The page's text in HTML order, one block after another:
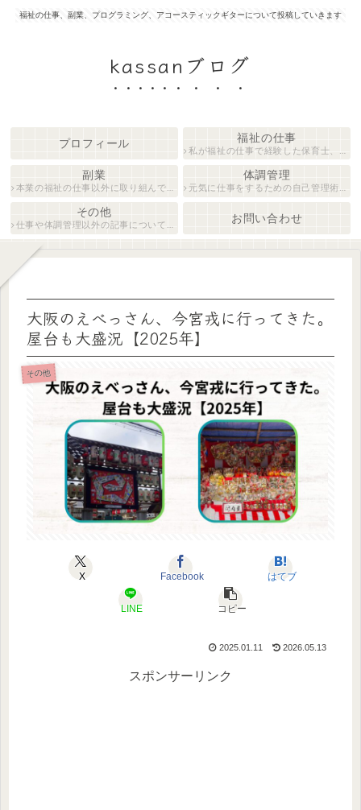
福祉の仕事、副業、プログラミング、アコースティックギターについて投稿していきます
kassanブログ
プロフィール 福祉の仕事
私が福祉の仕事で経験した保育士、障がい者生活支援員について紹介します。
副業
本業の福祉の仕事以外に取り組んでいる仕事について紹介します。
体調管理
元気に仕事をするための自己管理術について説明します。
その他
仕事や体調管理以外の記事について執筆しています。
お問い合わせ
大阪のえべっさん、今宮戎に行ってきた。
屋台も大盛況【2025年】
その他
X Facebook はてブ
LINE コピー
2025.01.11 2026.05.13
スポンサーリンク